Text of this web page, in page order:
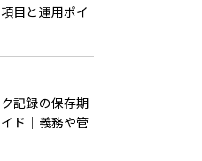
目と運用ポイ
記録の保存期
ド｜義務や管